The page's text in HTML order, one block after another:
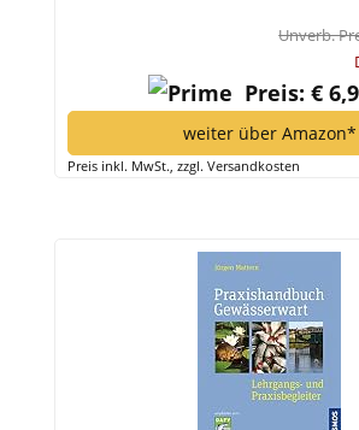
Unverb.
Preis: €
weiter über Amazon*
Preis inkl. MwSt., zzgl. Versandkosten